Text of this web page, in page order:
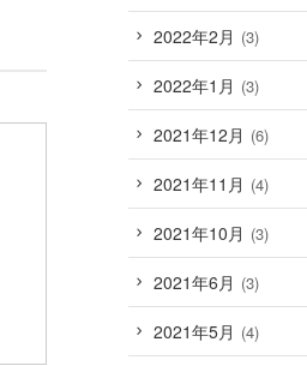
2022年2月 (3)
2022年1月 (3)
2021年12月 (6)
2021年11月 (4)
2021年10月 (3)
2021年6月 (3)
2021年5月 (4)